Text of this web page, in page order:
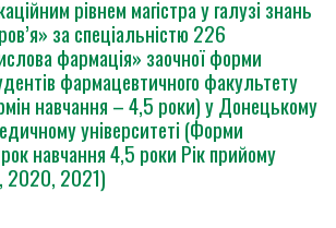
рівнем магістра у галузі знань
за спеціальністю 226
фармація» заочної форми
фармацевтичного факультету
навчання – 4,5 роки) у Донецькому
університеті (Форми
навчання 4,5 роки Рік прийому
2020, 2021)